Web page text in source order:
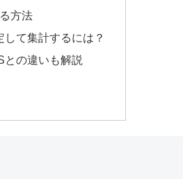
方法
て集計するには？
の違いも解説